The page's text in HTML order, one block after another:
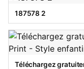
187578 2
Téléchargez